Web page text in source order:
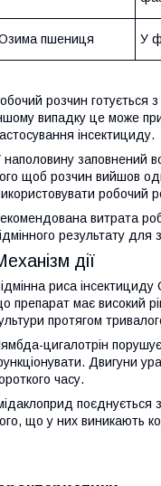
пшениця У
розчин готується
випадку це може
інсектициду.
наполовину заповнений
щоб розчин вийшов
робочий
витрата
результату для
дії
риса
препарат має високий
протягом
цигалотрін
Двигуни
часу.
що у них виникають